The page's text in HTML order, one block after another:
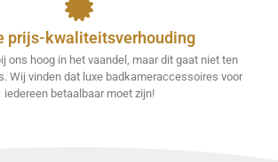
prijs-kwaliteitsverhouding
ons hoog in het vaandel, maar dit gaat niet ten
Wij vinden dat luxe badkameraccessoires voor
iedereen betaalbaar moet zijn!